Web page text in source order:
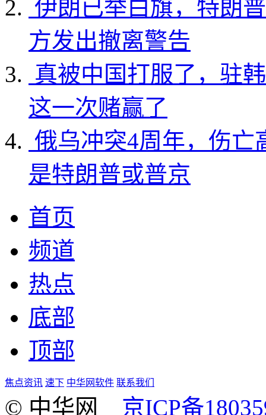
伊朗已举白旗，特朗
方发出撤离警告
真被中国打服了，驻
这一次赌赢了
俄乌冲突4周年，伤亡
是特朗普或普京
首页
频道
热点
底部
顶部
焦点资讯 速下 中华网软件 联系我们
© 中华网 京ICP备